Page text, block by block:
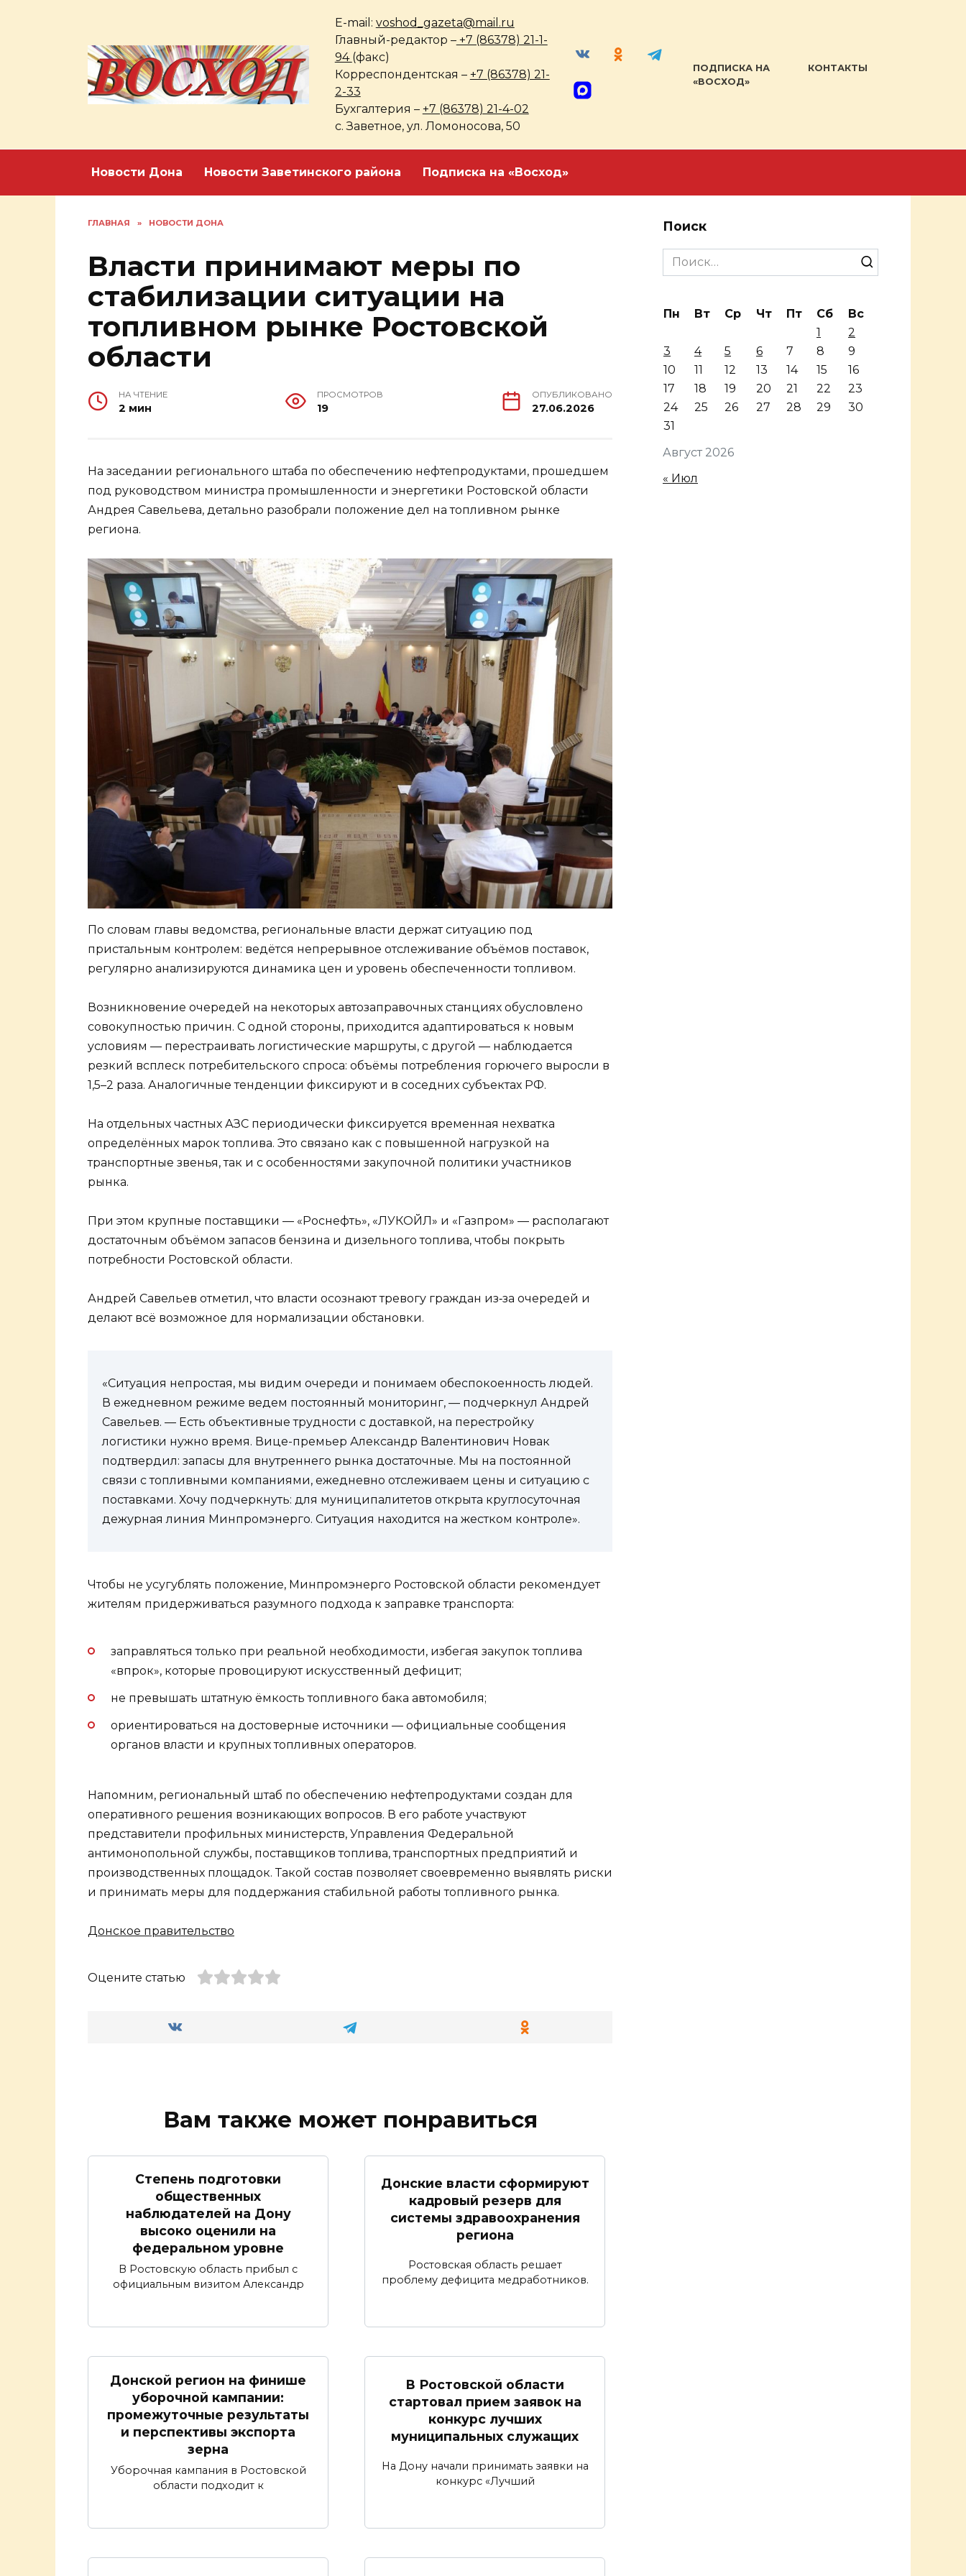
E-mail: voshod_gazeta@mail.ru
Главный-редактор –+7 (86378) 21-1-
94 (факс)
Корреспондентская – +7 (86378) 21-
2-33
Бухгалтерия – +7 (86378) 21-4-02
с. Заветное, ул. Ломоносова, 50
ПОДПИСКА НА
«ВОСХОД»
КОНТАКТЫ
Новости Дона Новости Заветинского района Подписка на «Восход»
ГЛАВНАЯ » НОВОСТИ ДОНА
Власти принимают меры по
стабилизации ситуации на
топливном рынке Ростовской
области
НА ЧТЕНИЕ
2 мин
ПРОСМОТРОВ
19
ОПУБЛИКОВАНО
27.06.2026
На заседании регионального штаба по обеспечению нефтепродуктами, прошедшем
под руководством министра промышленности и энергетики Ростовской области
Андрея Савельева, детально разобрали положение дел на топливном рынке
региона.
По словам главы ведомства, региональные власти держат ситуацию под
пристальным контролем: ведётся непрерывное отслеживание объёмов поставок,
регулярно анализируются динамика цен и уровень обеспеченности топливом.
Возникновение очередей на некоторых автозаправочных станциях обусловлено
совокупностью причин. С одной стороны, приходится адаптироваться к новым
условиям — перестраивать логистические маршруты, с другой — наблюдается
резкий всплеск потребительского спроса: объёмы потребления горючего выросли в
1,5–2 раза. Аналогичные тенденции фиксируют и в соседних субъектах РФ.
На отдельных частных АЗС периодически фиксируется временная нехватка
определённых марок топлива. Это связано как с повышенной нагрузкой на
транспортные звенья, так и с особенностями закупочной политики участников
рынка.
При этом крупные поставщики — «Роснефть», «ЛУКОЙЛ» и «Газпром» — располагают
достаточным объёмом запасов бензина и дизельного топлива, чтобы покрыть
потребности Ростовской области.
Андрей Савельев отметил, что власти осознают тревогу граждан из‑за очередей и
делают всё возможное для нормализации обстановки.
«Ситуация непростая, мы видим очереди и понимаем обеспокоенность людей.
В ежедневном режиме ведем постоянный мониторинг, — подчеркнул Андрей
Савельев. — Есть объективные трудности с доставкой, на перестройку
логистики нужно время. Вице-премьер Александр Валентинович Новак
подтвердил: запасы для внутреннего рынка достаточные. Мы на постоянной
связи с топливными компаниями, ежедневно отслеживаем цены и ситуацию с
поставками. Хочу подчеркнуть: для муниципалитетов открыта круглосуточная
дежурная линия Минпромэнерго. Ситуация находится на жестком контроле».
Чтобы не усугублять положение, Минпромэнерго Ростовской области рекомендует
жителям придерживаться разумного подхода к заправке транспорта:
заправляться только при реальной необходимости, избегая закупок топлива
«впрок», которые провоцируют искусственный дефицит;
не превышать штатную ёмкость топливного бака автомобиля;
ориентироваться на достоверные источники — официальные сообщения
органов власти и крупных топливных операторов.
Напомним, региональный штаб по обеспечению нефтепродуктами создан для
оперативного решения возникающих вопросов. В его работе участвуют
представители профильных министерств, Управления Федеральной
антимонопольной службы, поставщиков топлива, транспортных предприятий и
производственных площадок. Такой состав позволяет своевременно выявлять риски
и принимать меры для поддержания стабильной работы топливного рынка.
Донское правительство
Оцените статью
Вам также может понравиться
Степень подготовки
общественных
наблюдателей на Дону
высоко оценили на
федеральном уровне
В Ростовскую область прибыл с
официальным визитом Александр
Донские власти сформируют
кадровый резерв для
системы здравоохранения
региона
Ростовская область решает
проблему дефицита медработников.
Донской регион на финише
уборочной кампании:
промежуточные результаты
и перспективы экспорта
зерна
Уборочная кампания в Ростовской
области подходит к
В Ростовской области
стартовал прием заявок на
конкурс лучших
муниципальных служащих
На Дону начали принимать заявки на
конкурс «Лучший
Поиск
Search
for:
Август 2026
Пн Вт Ср Чт Пт Сб
Вс
1
2
3
4 5 6 7 8
9
10
11 12 13 14 15
16
17
18 19 20 21 22
23
24
25 26 27 28 29
30
31
« Июл